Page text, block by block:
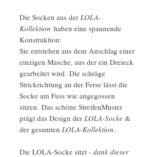
Die Socken aus der LOLA-
Kollektion haben eine spannende
Konstruktion:
Sie entstehen aus dem Anschlag einer
einzigen Masche, aus der ein Dreieck
gearbeitet wird. Die schräge
Strickrichtung an der Ferse lässt die
Socke am Fuss wie angegossen
sitzen. Das schöne StreifenMuster
prägt das Design der LOLA-Socke &
der gesamten LOLA-Kollektion.
Die LOLA-Socke sitzt - dank dieser